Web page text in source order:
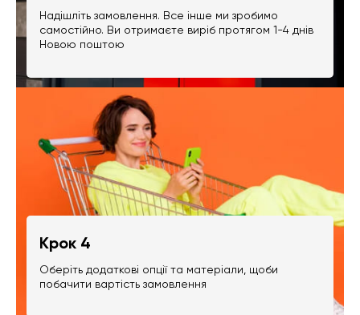
Надішліть замовлення. Все інше ми зробимо
самостійно. Ви отримаєте виріб протягом 1-4 днів
Новою поштою
Крок 4
Оберіть додаткові опції та матеріали, щоби
побачити вартість замовлення